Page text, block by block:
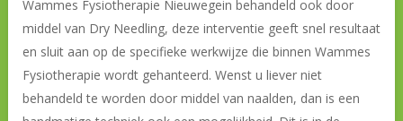
Wammes Fysiotherapie Nieuwegein behandeld ook door
middel van Dry Needling, deze interventie geeft snel resultaat
en sluit aan op de specifieke werkwijze die binnen Wammes
Fysiotherapie wordt gehanteerd. Wenst u liever niet
behandeld te worden door middel van naalden, dan is een